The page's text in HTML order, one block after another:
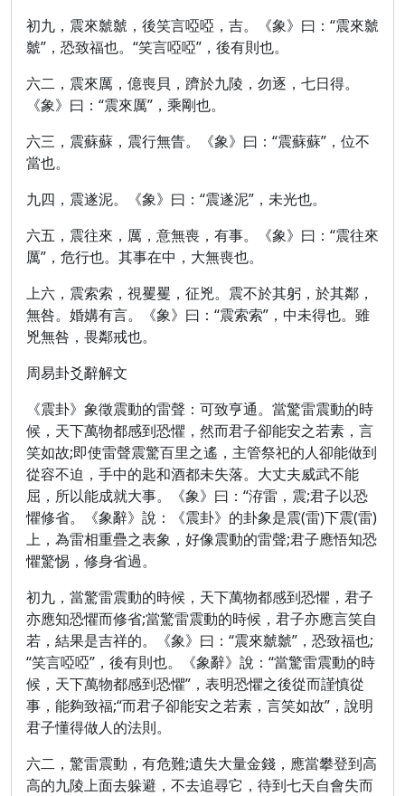
初九，震來虩虩，後笑言啞啞，吉。《象》曰：“震來虩
虩”，恐致福也。“笑言啞啞”，後有則也。
六二，震來厲，億喪貝，躋於九陵，勿逐，七日得。
《象》曰：“震來厲”，乘剛也。
六三，震蘇蘇，震行無眚。《象》曰：“震蘇蘇”，位不
當也。
九四，震遂泥。《象》曰：“震遂泥”，未光也。
六五，震往來，厲，意無喪，有事。《象》曰：“震往來
厲”，危行也。其事在中，大無喪也。
上六，震索索，視矍矍，征兇。震不於其躬，於其鄰，
無咎。婚媾有言。《象》曰：“震索索”，中未得也。雖
兇無咎，畏鄰戒也。
周易卦爻辭解文
《震卦》象徵震動的雷聲：可致亨通。當驚雷震動的時
候，天下萬物都感到恐懼，然而君子卻能安之若素，言
笑如故;即使雷聲震驚百里之遙，主管祭祀的人卻能做到
從容不迫，手中的匙和酒都未失落。大丈夫威武不能
屈，所以能成就大事。《象》曰：“洊雷，震;君子以恐
懼修省。《象辭》說：《震卦》的卦象是震(雷)下震(雷)
上，為雷相重疊之表象，好像震動的雷聲;君子應悟知恐
懼驚惕，修身省過。
初九，當驚雷震動的時候，天下萬物都感到恐懼，君子
亦應知恐懼而修省;當驚雷震動的時候，君子亦應言笑自
若，結果是吉祥的。《象》曰：“震來虩虩”，恐致福也;
“笑言啞啞”，後有則也。《象辭》說：“當驚雷震動的時
候，天下萬物都感到恐懼”，表明恐懼之後從而謹慎從
事，能夠致福;“而君子卻能安之若素，言笑如故”，說明
君子懂得做人的法則。
六二，驚雷震動，有危難;遺失大量金錢，應當攀登到高
高的九陵上面去躲避，不去追尋它，待到七天自會失而